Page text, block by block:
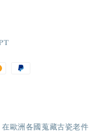
歐洲各國蒐藏古瓷老件